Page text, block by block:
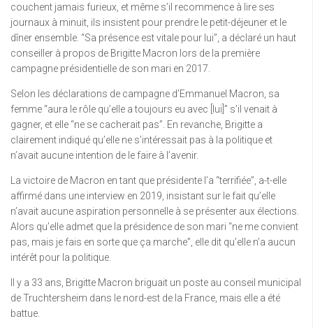
couchent jamais furieux, et même s’il recommence à lire ses
journaux à minuit, ils insistent pour prendre le petit-déjeuner et le
dîner ensemble. “Sa présence est vitale pour lui”, a déclaré un haut
conseiller à propos de Brigitte Macron lors de la première
campagne présidentielle de son mari en 2017.
Selon les déclarations de campagne d’Emmanuel Macron, sa
femme “aura le rôle qu’elle a toujours eu avec [lui]” s’il venait à
gagner, et elle “ne se cacherait pas”. En revanche, Brigitte a
clairement indiqué qu’elle ne s’intéressait pas à la politique et
n’avait aucune intention de le faire à l’avenir.
La victoire de Macron en tant que présidente l’a “terrifiée”, a-t-elle
affirmé dans une interview en 2019, insistant sur le fait qu’elle
n’avait aucune aspiration personnelle à se présenter aux élections.
Alors qu’elle admet que la présidence de son mari “ne me convient
pas, mais je fais en sorte que ça marche”, elle dit qu’elle n’a aucun
intérêt pour la politique.
Il y a 33 ans, Brigitte Macron briguait un poste au conseil municipal
de Truchtersheim dans le nord-est de la France, mais elle a été
battue.